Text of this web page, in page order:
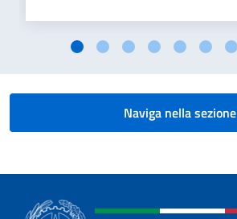
Naviga nella sezione